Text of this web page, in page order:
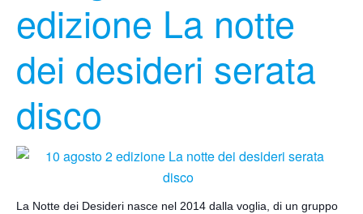
edizione La notte
dei desideri serata
disco
La Notte dei Desideri nasce nel 2014 dalla voglia, di un gruppo